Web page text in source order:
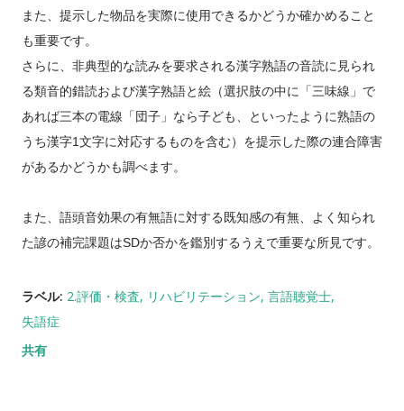
また、提示した物品を実際に使用できるかどうか確かめること
も重要です。
さらに、非典型的な読みを要求される漢字熟語の音読に見られ
る類音的錯読および漢字熟語と絵（選択肢の中に「三味線」で
あれば三本の電線「団子」なら子ども、といったように熟語の
うち漢字1文字に対応するものを含む）を提示した際の連合障害
があるかどうかも調べます。
また、語頭音効果の有無語に対する既知感の有無、よく知られ
た諺の補完課題はSDか否かを鑑別するうえで重要な所見です。
ラベル: 2.評価・検査 リハビリテーション 言語聴覚士
失語症
共有